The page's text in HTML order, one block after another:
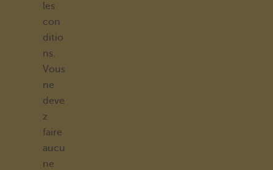
les
con
ditio
ns.
Vous
ne
deve
z
faire
aucu
ne